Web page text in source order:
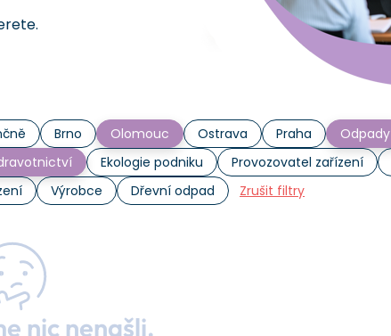
Brno Olomouc Ostrava Praha Odpady
Ekologie podniku Provozovatel zařízení
Výrobce Dřevní odpad Zrušit filtry
nic nenašli.